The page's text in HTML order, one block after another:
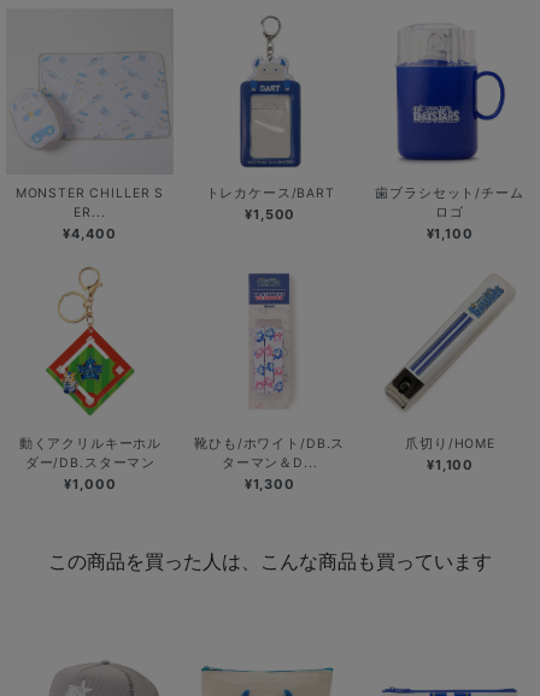
MONSTER CHILLER S
ER...
¥4,400
トレカケース/BART
¥1,500
歯ブラシセット/チーム
ロゴ
¥1,100
動くアクリルキーホル
ダー/DB.スターマン
¥1,000
靴ひも/ホワイト/DB.ス
ターマン＆D...
¥1,300
爪切り/HOME
¥1,100
この商品を買った人は、こんな商品も買っています